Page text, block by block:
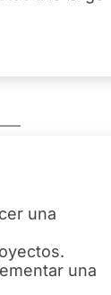
una
una